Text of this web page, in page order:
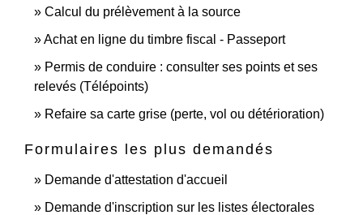
Calcul du prélèvement à la source
Achat en ligne du timbre fiscal - Passeport
Permis de conduire : consulter ses points et ses
relevés (Télépoints)
Refaire sa carte grise (perte, vol ou détérioration)
Formulaires les plus demandés
Demande d'attestation d'accueil
Demande d'inscription sur les listes électorales